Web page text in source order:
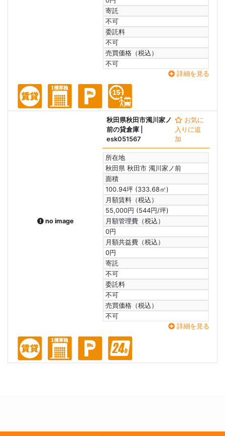
寄託
不可
委託料
不可
売買価格（税込）
不可
詳細を見る
no image
秋田県秋田市濁川家ノ
前の貸倉庫
esk051567
お気に
入りに追
加
所在地
秋田県 秋田市 濁川家ノ前
面積
100.94坪 (333.68㎡)
月額賃料（税込）
55,000円 (544円/坪)
月額管理費（税込）
0円
月額共益費（税込）
0円
寄託
不可
委託料
不可
売買価格（税込）
不可
詳細を見る